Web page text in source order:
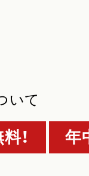
いて
！ 年